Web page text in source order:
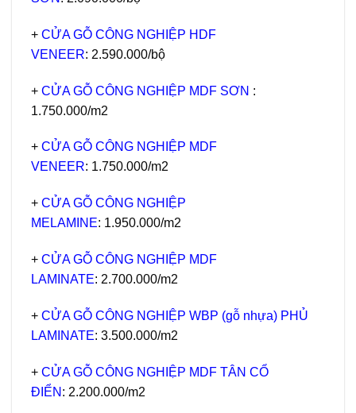
+ CỬA GỖ CÔNG NGHIỆP HDF
VENEER: 2.590.000/bộ
+ CỬA GỖ CÔNG NGHIỆP MDF SƠN :
1.750.000/m2
+ CỬA GỖ CÔNG NGHIỆP MDF
VENEER: 1.750.000/m2
+ CỬA GỖ CÔNG NGHIỆP
MELAMINE: 1.950.000/m2
+ CỬA GỖ CÔNG NGHIỆP MDF
LAMINATE: 2.700.000/m2
+ CỬA GỖ CÔNG NGHIỆP WBP (gỗ nhựa) PHỦ
LAMINATE: 3.500.000/m2
+ CỬA GỖ CÔNG NGHIỆP MDF TÂN CỔ
ĐIỂN : 2.200.000/m2